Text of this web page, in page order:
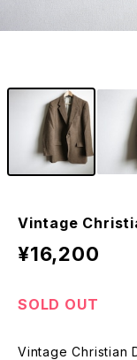
Vintage
¥16,200
SOLD OUT
Vintage Christian